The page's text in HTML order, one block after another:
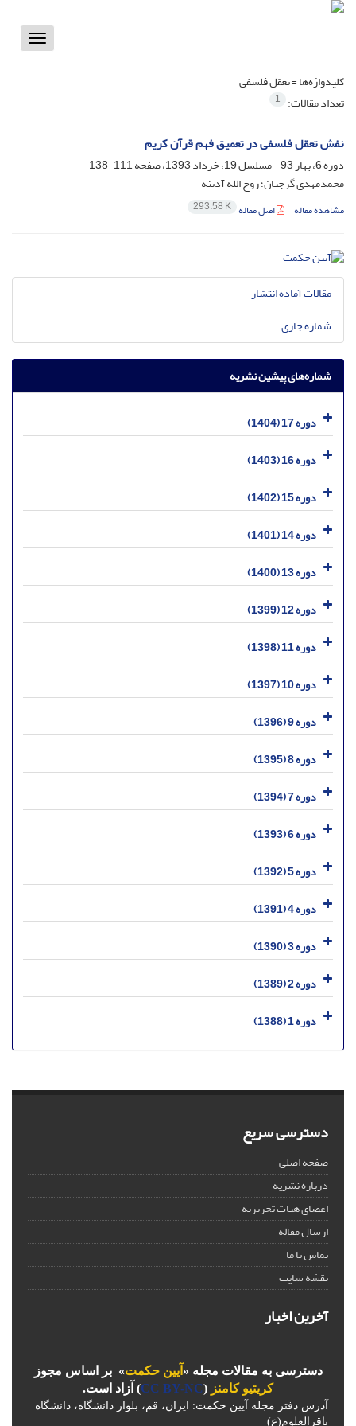
Toggle
کلیدواژه‌ها =تعقل فلسفی
تعداد مقالات: 1
نفش تعقل فلسفی در تعمیق فهم قرآن کریم
دوره 6، بهار 93 - مسلسل 19، خرداد 1393، صفحه
111-138
محمدمهدی گرجیان؛ روح الله آدینه
مشاهده مقاله اصل مقاله 293.58 K
مقالات آماده انتشار
شماره جاری
شماره‌های پیشین نشریه
دوره 17 (1404)
دوره 16 (1403)
دوره 15 (1402)
دوره 14 (1401)
دوره 13 (1400)
دوره 12 (1399)
دوره 11 (1398)
دوره 10 (1397)
دوره 9 (1396)
دوره 8 (1395)
دوره 7 (1394)
دوره 6 (1393)
دوره 5 (1392)
دوره 4 (1391)
دوره 3 (1390)
دوره 2 (1389)
دوره 1 (1388)
دسترسی سریع
صفحه اصلی
درباره نشریه
اعضای هیات تحریریه
ارسال مقاله
تماس با ما
نقشه سایت
آخرین اخبار
دسترسی به مقالات مجله « آیین حکمت» بر اساس مجوز
کریتیو کامنز (
CC BY-NC) آزاد است.
آدرس دفتر مجله آیین حکمت: ایران، قم، بلوار دانشگاه، دانشگاه
باقرالعلوم(ع)